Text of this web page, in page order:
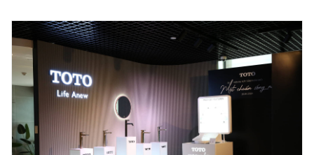
cộng đồng.